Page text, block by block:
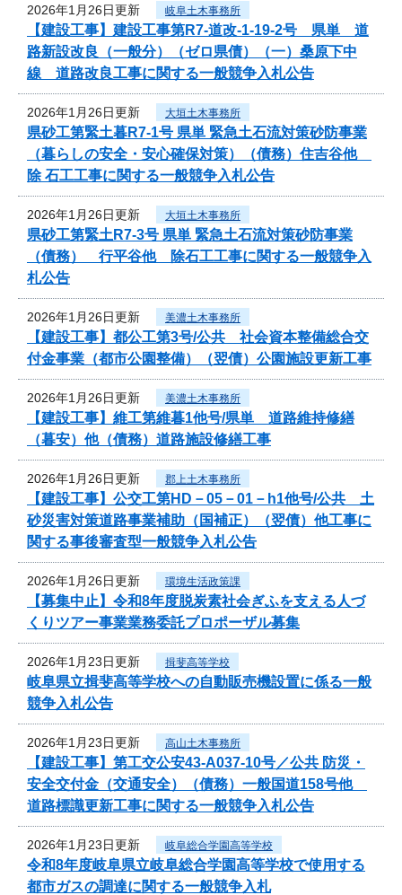
2026年1月26日更新 岐阜土木事務所
【建設工事】建設工事第R7-道改-1-19-2号 県単 道
路新設改良（一般分）（ゼロ県債）（一）桑原下中
線 道路改良工事に関する一般競争入札公告
2026年1月26日更新 大垣土木事務所
県砂工第緊土暮R7-1号 県単 緊急土石流対策砂防事業
（暮らしの安全・安心確保対策）（債務）住吉谷他
除 石工工事に関する一般競争入札公告
2026年1月26日更新 大垣土木事務所
県砂工第緊土R7-3号 県単 緊急土石流対策砂防事業
（債務） 行平谷他 除石工工事に関する一般競争入
札公告
2026年1月26日更新 美濃土木事務所
【建設工事】都公工第3号/公共 社会資本整備総合交
付金事業（都市公園整備）（翌債）公園施設更新工事
2026年1月26日更新 美濃土木事務所
【建設工事】維工第維暮1他号/県単 道路維持修繕
（暮安）他（債務）道路施設修繕工事
2026年1月26日更新 郡上土木事務所
【建設工事】公交工第HD－05－01－h1他号/公共 土
砂災害対策道路事業補助（国補正）（翌債）他工事に
関する事後審査型一般競争入札公告
2026年1月26日更新 環境生活政策課
【募集中止】令和8年度脱炭素社会ぎふを支える人づ
くりツアー事業業務委託プロポーザル募集
2026年1月23日更新 揖斐高等学校
岐阜県立揖斐高等学校への自動販売機設置に係る一般
競争入札公告
2026年1月23日更新 高山土木事務所
【建設工事】第工交公安43-A037-10号／公共 防災・
安全交付金（交通安全）（債務）一般国道158号他
道路標識更新工事に関する一般競争入札公告
2026年1月23日更新 岐阜総合学園高等学校
令和8年度岐阜県立岐阜総合学園高等学校で使用する
都市ガスの調達に関する一般競争入札